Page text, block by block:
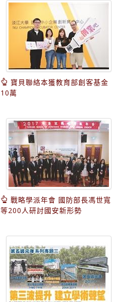
寶貝聯絡本獲教育部創客基金
10萬
戰略學派年會 國防部長馮世寬
等200人研討國安新形勢